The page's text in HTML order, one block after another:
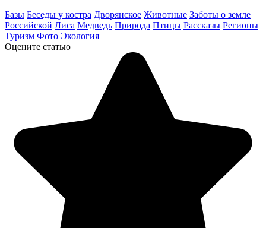
Базы Беседы у костра Дворянское Животные Заботы о земле
Российской Лиса Медведь Природа Птицы Рассказы Регионы
Туризм Фото Экология
Оцените статью